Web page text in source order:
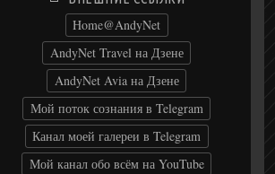
Home@AndyNet
AndyNet Travel на Дзене
AndyNet Avia на Дзене
Мой поток сознания в Telegram
Канал моей галереи в Telegram
Мой канал обо всём на YouTube